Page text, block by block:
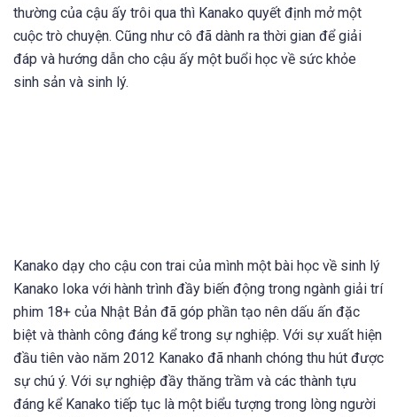
thường của cậu ấy trôi qua thì Kanako quyết định mở một
cuộc trò chuyện. Cũng như cô đã dành ra thời gian để giải
đáp và hướng dẫn cho cậu ấy một buổi học về sức khỏe
sinh sản và sinh lý.
Kanako dạy cho cậu con trai của mình một bài học về sinh lý
Kanako Ioka với hành trình đầy biến động trong ngành giải trí
phim 18+ của Nhật Bản đã góp phần tạo nên dấu ấn đặc
biệt và thành công đáng kể trong sự nghiệp. Với sự xuất hiện
đầu tiên vào năm 2012 Kanako đã nhanh chóng thu hút được
sự chú ý. Với sự nghiệp đầy thăng trầm và các thành tựu
đáng kể Kanako tiếp tục là một biểu tượng trong lòng người